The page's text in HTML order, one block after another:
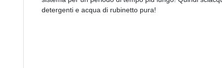
detergenti e acqua di rubinetto pura!